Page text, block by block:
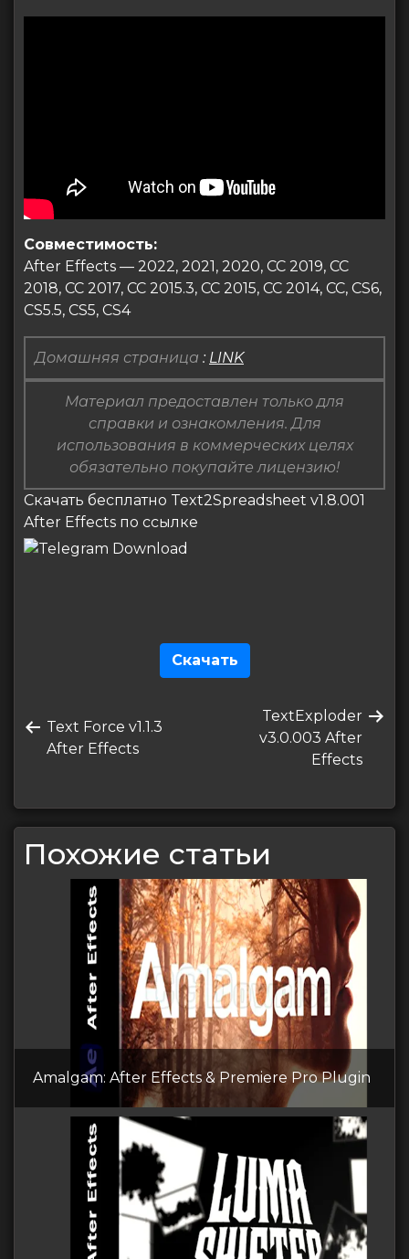
Совместимость:
After Effects — 2022, 2021, 2020, CC 2019, CC
2018, CC 2017, CC 2015.3, CC 2015, CC 2014, CC, CS6,
CS5.5, CS5, CS4
Домашняя страница : LINK
Материал предоставлен только для
справки и ознакомления. Для
использования в коммерческих целях
обязательно покупайте лицензию!
Скачать бесплатно Text2Spreadsheet v1.8.001
After Effects по ссылке
Скачать
по
записям
Предыдущая
запись
Text Force v1.1.3
After Effects
Следующая
запись
TextExploder
v3.0.003 After
Effects
Похожие статьи
Amalgam: After Effects & Premiere Pro Plugin